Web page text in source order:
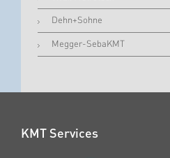
Dehn+Sohne
Megger-SebaKMT
KMT Services